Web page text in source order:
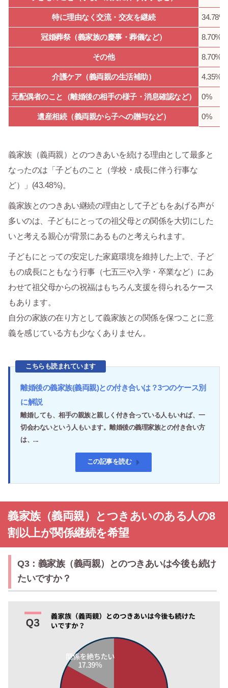
特に理由なく交流・交友を継続 34.78%
冠婚葬祭（義家族の慶事・葬儀など） 8.70%
その他 8.70%
介護ケア（義両親の生活補助） 4.35%
元配偶者のこと（離婚後の相手の様子・消息確認など） 0%
遺産相続（義両親から子への贈与など） 0%
義家族（義両親）とのつきあいを続ける理由として最多と
なったのは「子どものこと（学校・成長に伴う行事な
ど）」(43.48%)。
義家族とのつきあい継続の理由として子どもをあげる声が
多いのは、子どもにとっての祖父母との関係を大切にした
いと考える親心が背景にあるものと考えられます。
子どもにとっての安定した家庭環境を維持した上で、子ど
もの成長にともなう行事（七五三や入学・卒業など）にあ
わせて祖父母からの祝福はもちろん支援を得られるケース
もあります。
自分の家族の在り方として義家族との関係を保つことに意
義を感じている方も少なくありません。
こちらも読まれています
離婚後の義家族(義両親)との付き合いは？3つのケース別
に解説
離婚しても、相手の親族と親しく付き合っている人もいれば、一
切会わないという人もいます。離婚後の義理家族との付き合い方
は、...
この記事を読む
義家族（義両親）とつきあいのある人の8
割以上が関係継続を希望
Q3：義家族（義両親）とのつきあいは今後も続け
たいですか？